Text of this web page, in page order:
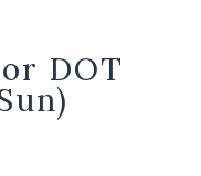
DOT